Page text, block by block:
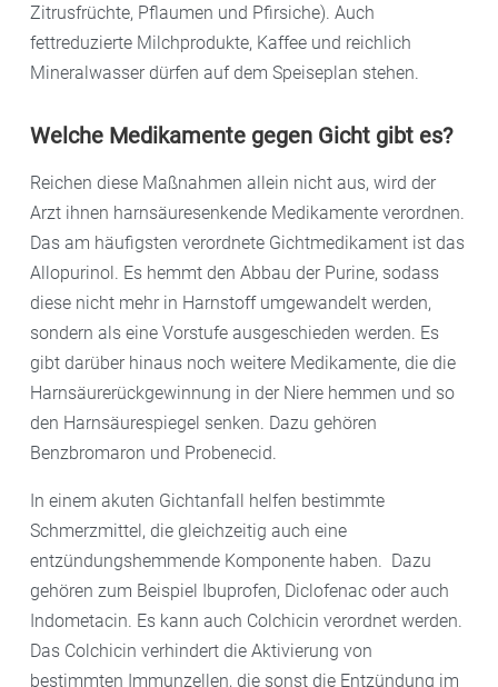
Zitrusfrüchte, Pflaumen und Pfirsiche). Auch
fettreduzierte Milchprodukte, Kaffee und reichlich
Mineralwasser dürfen auf dem Speiseplan stehen.
Welche Medikamente gegen Gicht gibt es?
Reichen diese Maßnahmen allein nicht aus, wird der
Arzt ihnen harnsäuresenkende Medikamente verordnen.
Das am häufigsten verordnete Gichtmedikament ist das
Allopurinol. Es hemmt den Abbau der Purine, sodass
diese nicht mehr in Harnstoff umgewandelt werden,
sondern als eine Vorstufe ausgeschieden werden. Es
gibt darüber hinaus noch weitere Medikamente, die die
Harnsäurerückgewinnung in der Niere hemmen und so
den Harnsäurespiegel senken. Dazu gehören
Benzbromaron und Probenecid.
In einem akuten Gichtanfall helfen bestimmte
Schmerzmittel, die gleichzeitig auch eine
entzündungshemmende Komponente haben. Dazu
gehören zum Beispiel Ibuprofen, Diclofenac oder auch
Indometacin. Es kann auch Colchicin verordnet werden.
Das Colchicin verhindert die Aktivierung von
bestimmten Immunzellen, die sonst die Entzündung im